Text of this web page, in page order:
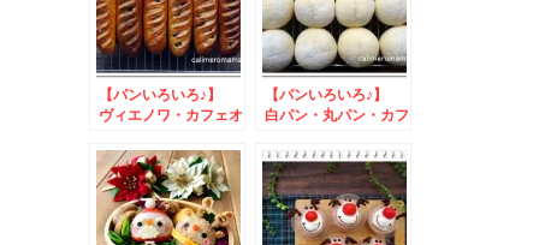
【パンいろいろ♪】
ヴィエノワ・カフェオ
【パンいろいろ♪】
白パン・丸パン・カフ